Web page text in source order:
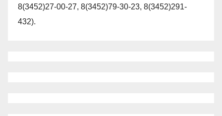
8(3452)27-00-27, 8(3452)79-30-23, 8(3452)291-
432).